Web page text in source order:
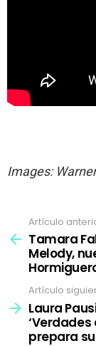
Images:
más
Artículo
Tamara
Melody,
Artículo
Laura
prepara